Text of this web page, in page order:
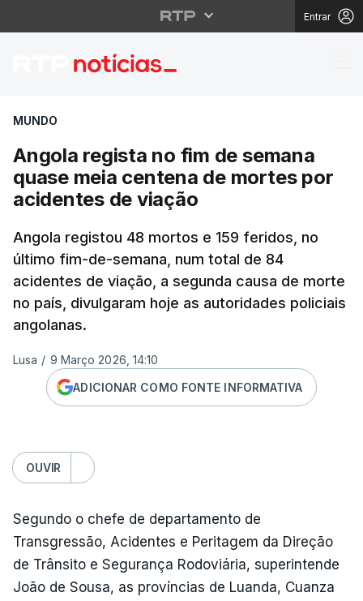
Entrar
Angola regista no fim
MUNDO
Angola regista no fim de semana
quase meia centena de mortes por
acidentes de viação
Angola registou 48 mortos e 159 feridos, no
último fim-de-semana, num total de 84
acidentes de viação, a segunda causa de morte
no país, divulgaram hoje as autoridades policiais
angolanas.
Lusa / 9 Março 2026, 14:10
ADICIONAR COMO FONTE INFORMATIVA
OUVIR
Segundo o chefe de departamento de
Transgressão, Acidentes e Peritagem da Direção
de Trânsito e Segurança Rodoviária, superintende
João de Sousa, as províncias de Luanda, Cuanza